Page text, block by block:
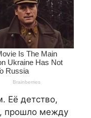
Её детство,
прошло между